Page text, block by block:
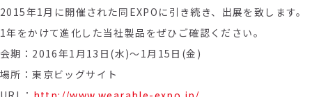
2015年1月に開催された同EXPOに引き続き、出展を致します。
1年をかけて進化した当社製品をぜひご確認ください。
会期：2016年1月13日(水)～1月15日(金)
場所：東京ビッグサイト